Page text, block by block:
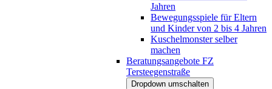
Jahren
Bewegungsspiele für Eltern
und Kinder von 2 bis 4 Jahren
Kuschelmonster selber
machen
Beratungsangebote FZ
Tersteegenstraße
Dropdown umschalten